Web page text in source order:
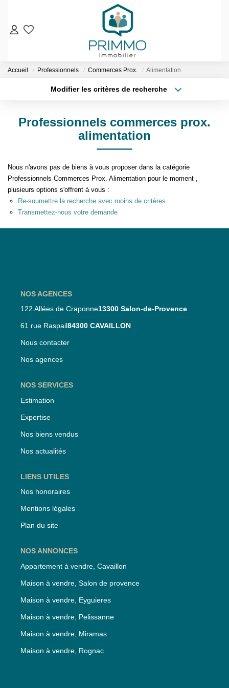
VENTES
Nos Biens En Vente
Nos Biens Vendus
LOCATIONS
ESTIMATION & EXPERTISE
NOS AGENCES
Qui Sommes-Nous
Notre Équipe
Accueil Professionnels Commerces Prox. Alimentation
Modifier les critères de recherche
Budget max
Professionnels commerces prox.
alimentation
Nous n'avons pas de biens à vous proposer dans la catégorie
Professionnels Commerces Prox. Alimentation pour le moment ,
plusieurs options s'offrent à vous :
Re-soumettre la recherche avec moins de critères.
Transmettez-nous votre demande
NOS AGENCES
122 Allées de Craponne13300 Salon-de-Provence
61 rue Raspail84300 CAVAILLON
Nous contacter
Nos agences
NOS SERVICES
Estimation
Expertise
Nos biens vendus
Nos actualités
LIENS UTILES
Nos honoraires
Mentions légales
Plan du site
NOS ANNONCES
Appartement à vendre, Cavaillon
Maison à vendre, Salon de provence
Maison à vendre, Eyguieres
Maison à vendre, Pelissanne
Maison à vendre, Miramas
Maison à vendre, Rognac